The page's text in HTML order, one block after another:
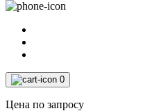
0
Цена по запросу